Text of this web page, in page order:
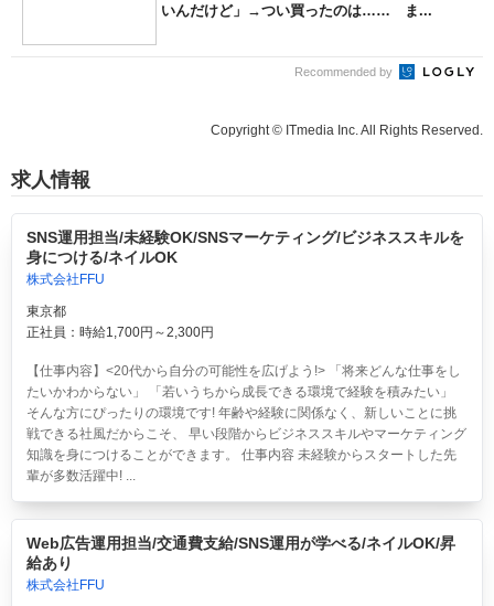
いんだけど」→つい買ったのは…… ま...
Recommended by
Copyright © ITmedia Inc. All Rights Reserved.
求人情報
SNS運用担当/未経験OK/SNSマーケティング/ビジネススキルを
身につける/ネイルOK
株式会社FFU
東京都
正社員：時給1,700円～2,300円
【仕事内容】<20代から自分の可能性を広げよう!> 「将来どんな仕事をし
たいかわからない」 「若いうちから成長できる環境で経験を積みたい」
そんな方にぴったりの環境です! 年齢や経験に関係なく、新しいことに挑
戦できる社風だからこそ、 早い段階からビジネススキルやマーケティング
知識を身につけることができます。 仕事内容 未経験からスタートした先
輩が多数活躍中! ...
Web広告運用担当/交通費支給/SNS運用が学べる/ネイルOK/昇
給あり
株式会社FFU